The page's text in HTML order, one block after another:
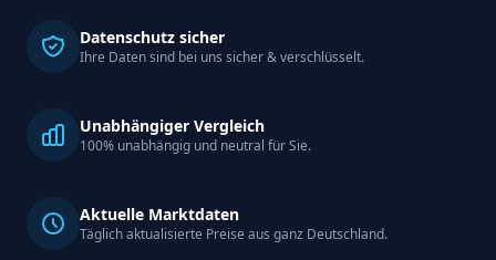
Datenschutz sicher
Ihre Daten sind bei uns sicher & verschlüsselt.
Unabhängiger Vergleich
100% unabhängig und neutral für Sie.
Aktuelle Marktdaten
Täglich aktualisierte Preise aus ganz Deutschland.